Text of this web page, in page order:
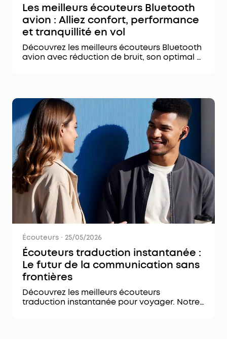
Les meilleurs écouteurs Bluetooth
avion : Alliez confort, performance
et tranquillité en vol
Découvrez les meilleurs écouteurs Bluetooth
avion avec réduction de bruit, son optimal et
Écouteurs · 25/05/2026
Écouteurs traduction instantanée :
Le futur de la communication sans
frontières
Découvrez les meilleurs écouteurs
traduction instantanée pour voyager. Notre